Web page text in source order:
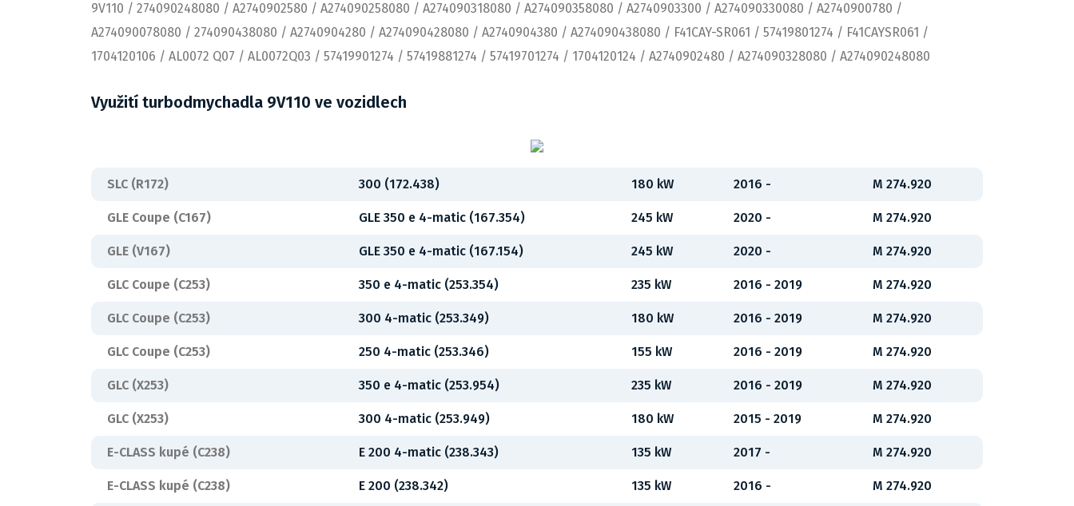
9V110 / 274090248080 / A2740902580 / A274090258080 / A274090318080 / A274090358080 / A2740903300 / A274090330080 / A2740900780 /
A274090078080 / 274090438080 / A2740904280 / A274090428080 / A2740904380 / A274090438080 / F41CAY-SR061 / 57419801274 / F41CAYSR061 /
1704120106 / AL0072 Q07 / AL0072Q03 / 57419901274 / 57419881274 / 57419701274 / 1704120124 / A2740902480 / A274090328080 / A274090248080
Využití turbodmychadla 9V110 ve vozidlech
SLC (R172) 300 (172.438) 180 kW 2016 - M 274.920
GLE Coupe (C167) GLE 350 e 4-matic (167.354) 245 kW 2020 - M 274.920
GLE (V167) GLE 350 e 4-matic (167.154) 245 kW 2020 - M 274.920
GLC Coupe (C253) 350 e 4-matic (253.354) 235 kW 2016 - 2019 M 274.920
GLC Coupe (C253) 300 4-matic (253.349) 180 kW 2016 - 2019 M 274.920
GLC Coupe (C253) 250 4-matic (253.346) 155 kW 2016 - 2019 M 274.920
GLC (X253) 350 e 4-matic (253.954) 235 kW 2016 - 2019 M 274.920
GLC (X253) 300 4-matic (253.949) 180 kW 2015 - 2019 M 274.920
E-CLASS kupé (C238) E 200 4-matic (238.343) 135 kW 2017 - M 274.920
E-CLASS kupé (C238) E 200 (238.342) 135 kW 2016 - M 274.920